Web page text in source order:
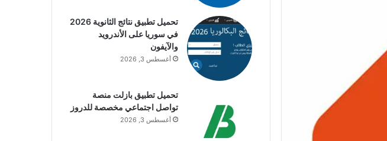
تحميل تطبيق نتائج الثانوية 2026
في سوريا على الأندرويد
والآيفون
أغسطس 3, 2026
تحميل تطبيق بازلت منصة
تواصل اجتماعي مخصصة للدروز
أغسطس 3, 2026